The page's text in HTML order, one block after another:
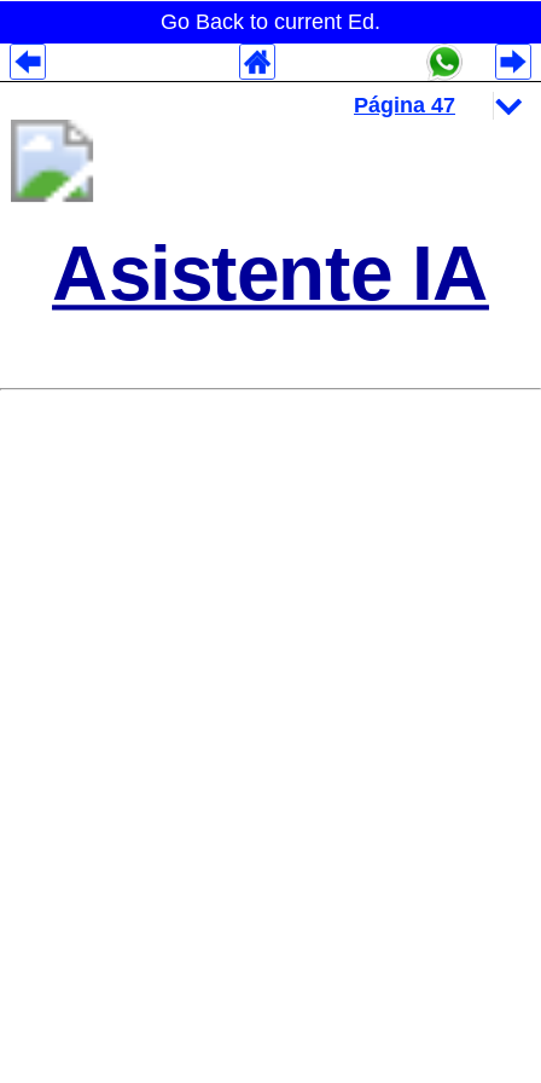
Go Back to current Ed.
Asistente IA
Despliegues Analytics
Despliegues Totales
Despliegues por Rubros